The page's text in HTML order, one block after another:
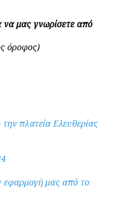
να μας γνωρίσετε από
όροφος)